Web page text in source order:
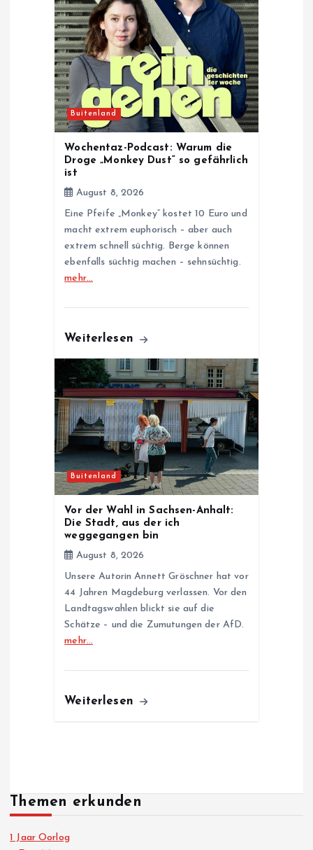
Buitenland
Wochentaz-Podcast: Warum die
Droge „Monkey Dust“ so gefährlich
ist
August 8, 2026
Eine Pfeife „Monkey“ kostet 10 Euro und
macht extrem euphorisch – aber auch
extrem schnell süchtig. Berge können
ebenfalls süchtig machen – sehnsüchtig.
mehr…
Weiterlesen
Buitenland
Vor der Wahl in Sachsen-Anhalt:
Die Stadt, aus der ich
weggegangen bin
August 8, 2026
Unsere Autorin Annett Gröschner hat vor
44 Jahren Magdeburg verlassen. Vor den
Landtagswahlen blickt sie auf die
Schätze – und die Zumutungen der AfD.
mehr…
Weiterlesen
Themen erkunden
1 Jaar Oorlog